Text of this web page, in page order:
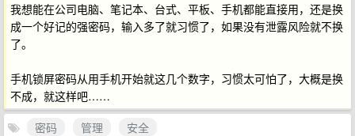
我想能在公司电脑、笔记本、台式、平板、手机都能直接用，还是换
成一个好记的强密码，输入多了就习惯了，如果没有泄露风险就不换
了。
手机锁屏密码从用手机开始就这几个数字，习惯太可怕了，大概是换
不成，就这样吧……
密码
管理
安全